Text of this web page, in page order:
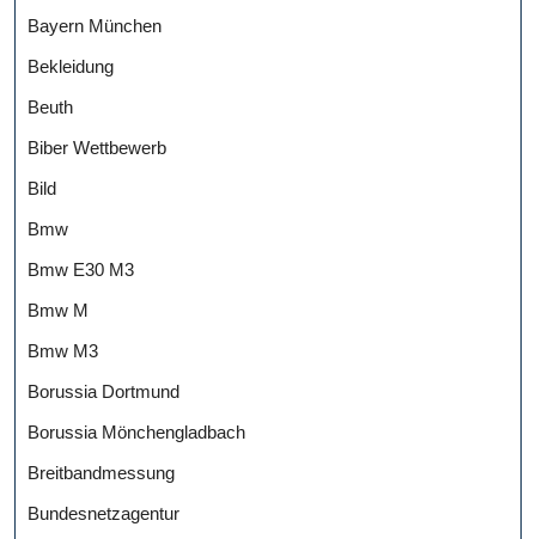
Bayern München
Bekleidung
Beuth
Biber Wettbewerb
Bild
Bmw
Bmw E30 M3
Bmw M
Bmw M3
Borussia Dortmund
Borussia Mönchengladbach
Breitbandmessung
Bundesnetzagentur